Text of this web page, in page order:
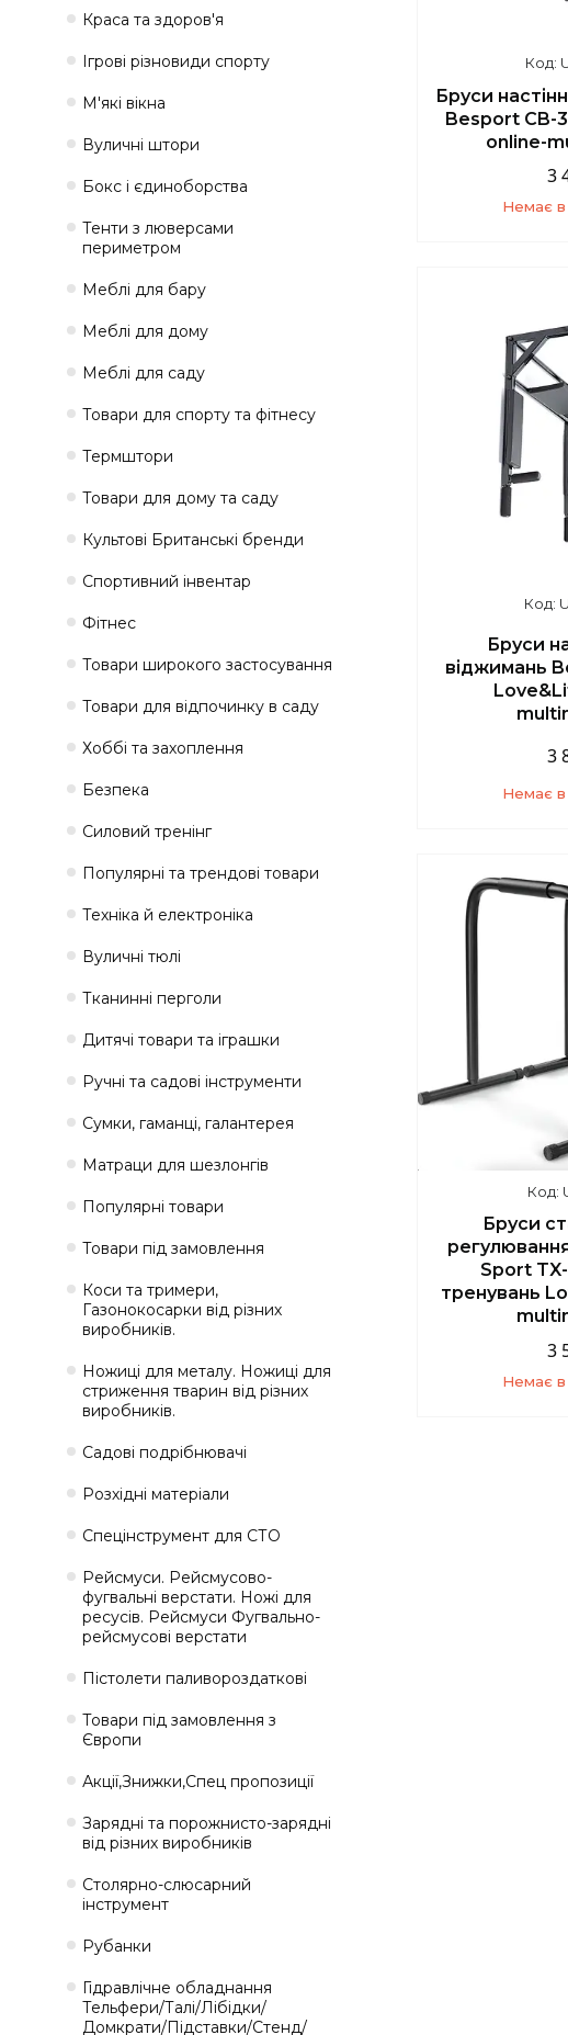
Бруси
Besport CB-
online-
3
Немає в
Бруси
віджимань
3
Немає в
+380
Бруси
Sport
тренувань
3
Немає в
Краса та здоров'я
Ігрові різновиди спорту
М'які вікна
Вуличні штори
Бокс і єдиноборства
Тенти з люверсами
периметром
Меблі для бару
Меблі для дому
Меблі для саду
Товари для спорту та фітнесу
Термштори
Товари для дому та саду
Культові Британські бренди
Спортивний інвентар
Фітнес
Товари широкого застосування
Товари для відпочинку в саду
Хоббі та захоплення
Безпека
Силовий тренінг
Популярні та трендові товари
Техніка й електроніка
Вуличні тюлі
Тканинні перголи
Дитячі товари та іграшки
Ручні та садові інструменти
Сумки, гаманці, галантерея
Матраци для шезлонгів
Популярні товари
Товари під замовлення
Коси та тримери,
Газонокосарки від різних
виробників.
Ножиці для металу. Ножиці для
стриження тварин від різних
виробників.
Садові подрібнювачі
Розхідні матеріали
Спецінструмент для СТО
Рейсмуси. Рейсмусово-
фугвальні верстати. Ножі для
ресусів. Рейсмуси Фугвально-
рейсмусові верстати
Пістолети паливороздаткові
Товари під замовлення з
Європи
Акції,Знижки,Спец пропозиції
Зарядні та порожнисто-зарядні
від різних виробників
Столярно-слюсарний
інструмент
Рубанки
Гідравлічне обладнання
Тельфери/Талі/Лібідки/
Домкрати/Підставки/Стенд/